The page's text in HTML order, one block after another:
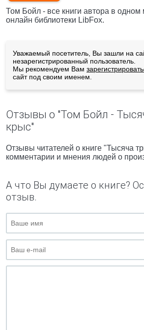
Том Бойл - все книги автора в одном
онлайн библиотеки LibFox.
Уважаемый посетитель, Вы зашли на
незарегистрированный пользователь.
Мы рекомендуем Вам
сайт под своим именем.
Отзывы о "Том Бойл -
крыс"
Отзывы читателей о книге "Тысяча
комментарии и мнения людей о
А что Вы думаете о книге?
отзыв.